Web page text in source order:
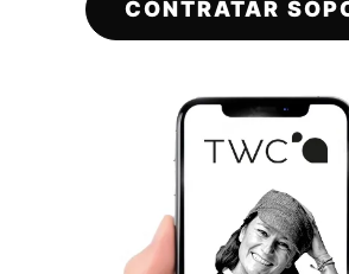
CONTRATAR